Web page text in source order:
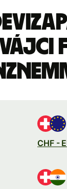
CHF -